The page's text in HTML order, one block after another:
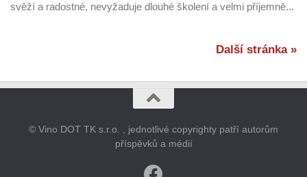
svěží a radostné, nevyžaduje dlouhé školení a velmi příjemně...
Další stránka »
© Vino DOT TK s.r.o. , jednotlivé copyrighty patří autorům
příspěvků a médií